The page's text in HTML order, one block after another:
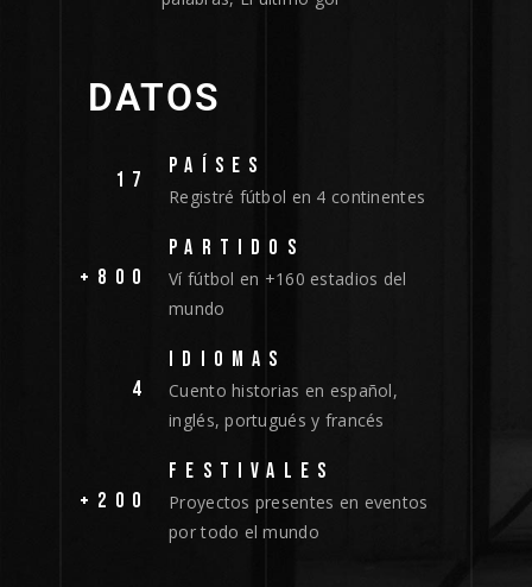
DATOS
17
PAÍSES
Registré fútbol en 4 continentes
+800
PARTIDOS
Ví fútbol en +160 estadios del
mundo
4
IDIOMAS
Cuento historias en español,
inglés, portugués y francés
+200
FESTIVALES
Proyectos presentes en eventos
por todo el mundo